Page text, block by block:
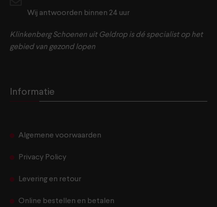
Wij antwoorden binnen 24 uur
Klinkenberg Schoenen uit Geldrop is dé specialist op het
gebied van gezond lopen
Informatie
Algemene voorwaarden
Privacy Policy
Levering en retour
Online bestellen en betalen